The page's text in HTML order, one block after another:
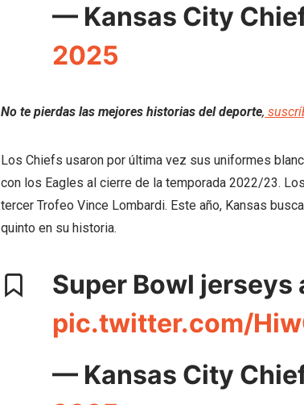
— Kansas City
2025
No te pierdas las mejores historias del deporte,
Los Chiefs usaron por última vez sus uniformes
con los Eagles al cierre de la temporada 2022/23.
tercer Trofeo Vince Lombardi. Este año, Kansas
quinto en su historia.
Super Bowl jerseys
pic.twitter.com/
— Kansas City